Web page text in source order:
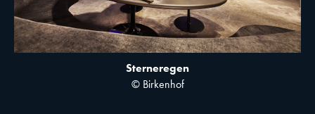
Sterneregen
© Birkenhof